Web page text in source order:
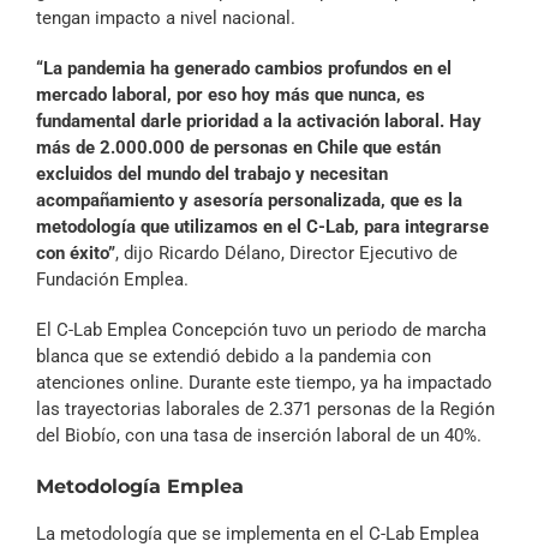
tengan impacto a nivel nacional.
“La pandemia ha generado cambios profundos en el
mercado laboral, por eso hoy más que nunca, es
fundamental darle prioridad a la activación laboral. Hay
más de 2.000.000 de personas en Chile que están
excluidos del mundo del trabajo y necesitan
acompañamiento y asesoría personalizada, que es la
metodología que utilizamos en el C-Lab, para integrarse
con éxito”, dijo Ricardo Délano, Director Ejecutivo de
Fundación Emplea.
El C-Lab Emplea Concepción tuvo un periodo de marcha
blanca que se extendió debido a la pandemia con
atenciones online. Durante este tiempo, ya ha impactado
las trayectorias laborales de 2.371 personas de la Región
del Biobío, con una tasa de inserción laboral de un 40%.
Metodología Emplea
La metodología que se implementa en el C-Lab Emplea